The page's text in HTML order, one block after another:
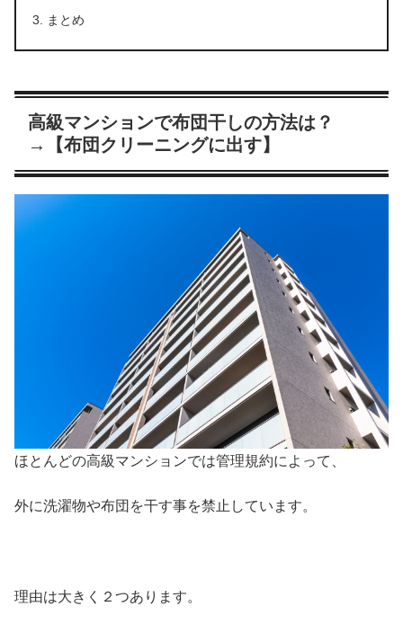
まとめ
高級マンションで布団干しの方法は？
→【布団クリーニングに出す】
ほとんどの高級マンションでは管理規約によって、
外に洗濯物や布団を干す事を禁止しています。
理由は大きく２つあります。